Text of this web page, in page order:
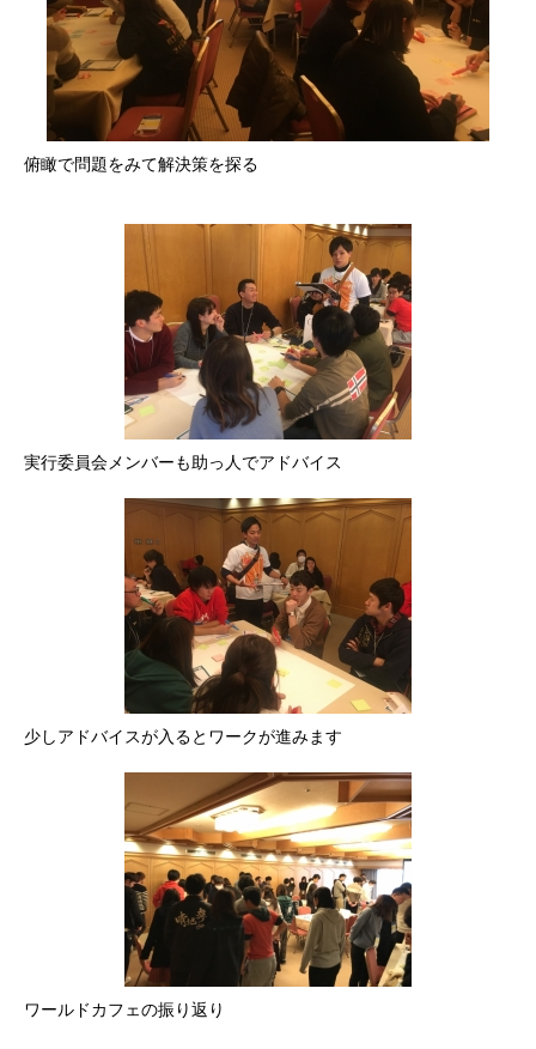
俯瞰で問題をみて解決策を探る
実行委員会メンバーも助っ人でアドバイス
少しアドバイスが入るとワークが進みます
ワールドカフェの振り返り